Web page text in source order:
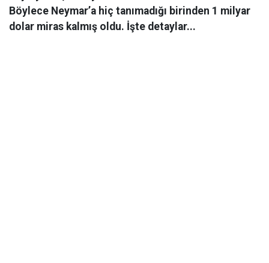
Böylece Neymar’a hiç tanımadığı birinden 1 milyar
dolar miras kalmış oldu. İşte detaylar...